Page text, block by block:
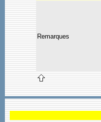
Remarques